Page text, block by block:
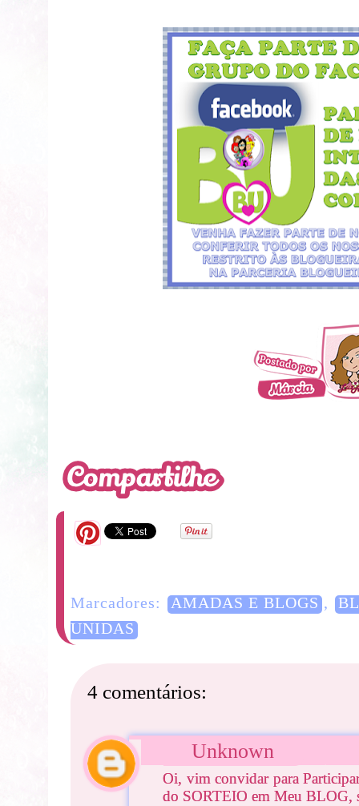
Marcadores: AMADAS E BLOGS ,
UNIDAS
4 comentários:
Unknown
Oi, vim convidar para
do SORTEIO em Meu BLOG,